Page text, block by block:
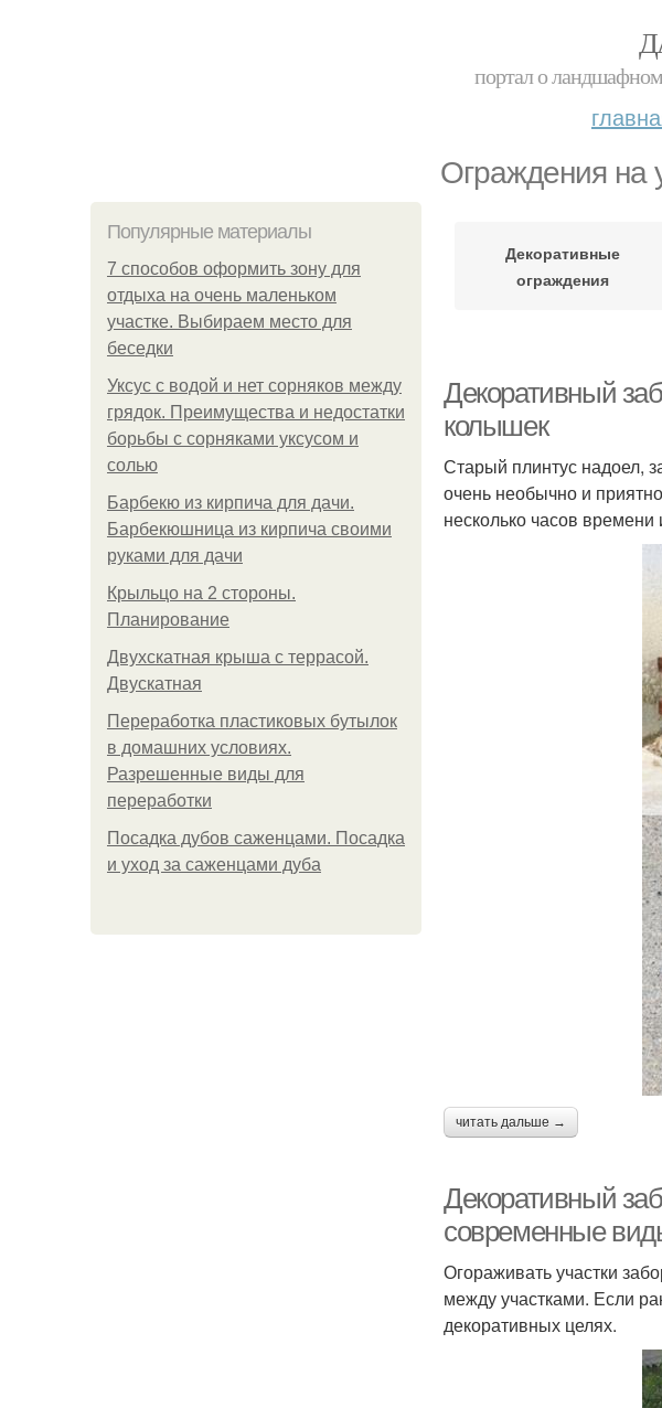
портал о ландшафном
Ограждения на
Популярные материалы
7 способов оформить зону для
отдыха на очень маленьком
участке. Выбираем место для
беседки
Уксус с водой и нет сорняков между
грядок. Преимущества и недостатки
борьбы с сорняками уксусом и
солью
Барбекю из кирпича для дачи.
Барбекюшница из кирпича своими
руками для дачи
Крыльцо на 2 стороны.
Планирование
Двухскатная крыша с террасой.
Двускатная
Переработка пластиковых бутылок
в домашних условиях.
Разрешенные виды для
переработки
Посадка дубов саженцами. Посадка
и уход за саженцами дуба
Декоративные
ограждения
Декоративный
колышек
Старый плинтус надоел,
очень необычно и
несколько часов времени
читать дальше →
Декоративный
современные
Огораживать участки
между участками. Если
декоративных целях.